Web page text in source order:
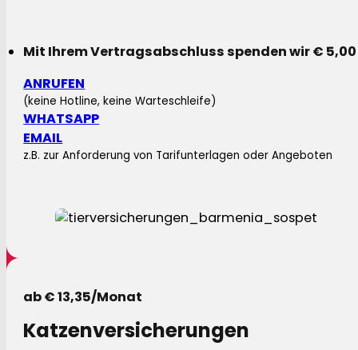
Mit Ihrem Vertragsabschluss spenden wir €
ANRUFEN
(keine Hotline, keine Warteschleife)
WHATSAPP
EMAIL
z.B. zur Anforderung von Tarifunterlagen oder Angeboten
ab € 13,35/Monat
Katzenversicherungen